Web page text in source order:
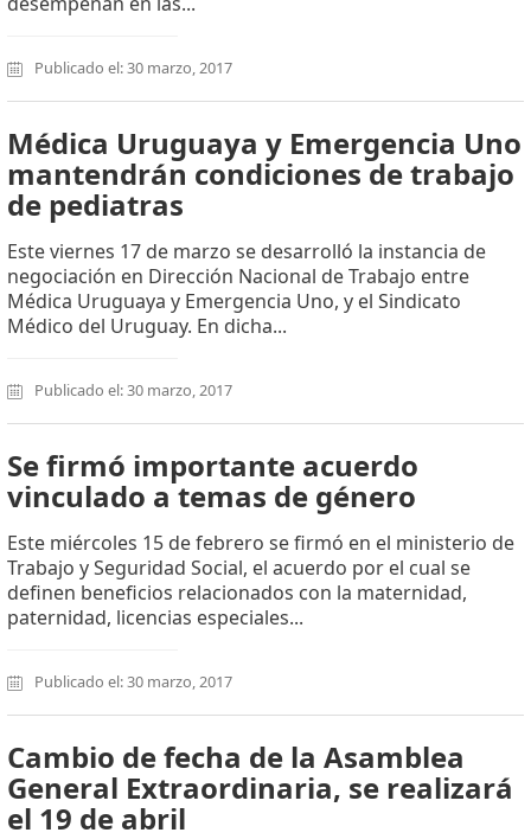
Publicado el: 30 marzo, 2017
Médica Uruguaya y Emergencia Uno
mantendrán condiciones de trabajo
de pediatras
Este viernes 17 de marzo se desarrolló la instancia de
negociación en Dirección Nacional de Trabajo entre
Médica Uruguaya y Emergencia Uno, y el Sindicato
Médico del Uruguay. En dicha...
Publicado el: 30 marzo, 2017
Se firmó importante acuerdo
vinculado a temas de género
Este miércoles 15 de febrero se firmó en el ministerio de
Trabajo y Seguridad Social, el acuerdo por el cual se
definen beneficios relacionados con la maternidad,
paternidad, licencias especiales...
Publicado el: 30 marzo, 2017
Cambio de fecha de la Asamblea
General Extraordinaria, se realizará
el 19 de abril